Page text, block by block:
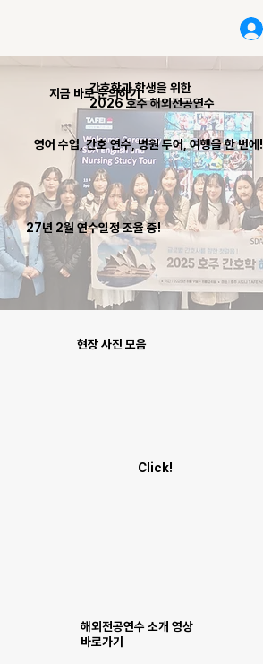
간호학과 학생을 위한
2026 호주 해외전공연수
​영어 수업, 간호 연수, 병원 투어, 여행을 한 번에!
지금 바로 문의하기
27년 2월 연수일정 조율 중!
현장 사진 모음
Click!
​해외전공연수 소개 영상
바로가기